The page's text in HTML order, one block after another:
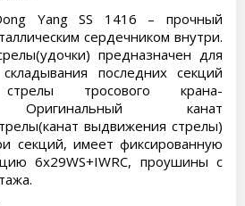
Yang SS 1416 – прочный
сердечником внутри.
предназначен для
складывания последних секций
стрелы тросового крана-
Оригинальный канат
выдвижения стрелы)
секций, имеет фиксированную
6х29WS+IWRC, проушины с